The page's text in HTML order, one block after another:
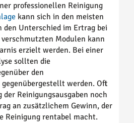
professionellen Reinigung
kann sich in den meisten
den Unterschied im Ertrag bei
Modulen kann
erzielt werden. Bei einer
sollten die
den
werden. Oft
Reinigungsausgaben noch
an zusätzlichem Gewinn, der
Reinigung rentabel macht.